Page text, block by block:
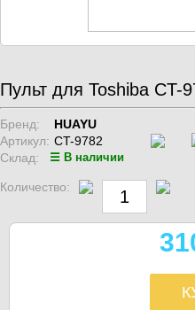
Пульт для Toshiba CT-
Бренд:
HUAYU
Артикул: CT-9782
Склад:
☰ В наличии
Количество: